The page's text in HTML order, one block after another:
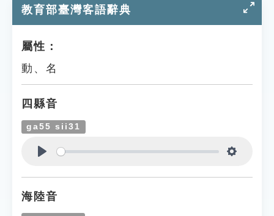
教育部臺灣客語辭典
屬性：
動、名
四縣音
ga55 sii31
海陸音